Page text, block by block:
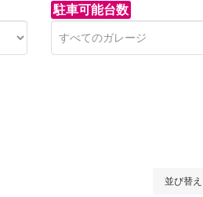
駐車可能台数
並び替え